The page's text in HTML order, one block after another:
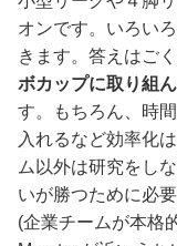
オンです。いろい
きます。答えはご
ボカップに取り組
す。もちろん、時
入れるなど効率化
ム以外は研究をし
いが勝つために必
(企業チームが本格